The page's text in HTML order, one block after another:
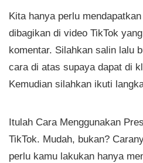
Kita hanya perlu
dibagikan di video TikTok
komentar. Silahkan salin lalu
cara di atas supaya dapat di
Kemudian silahkan ikuti
Itulah Cara Menggunakan
TikTok. Mudah, bukan?
perlu kamu lakukan hanya